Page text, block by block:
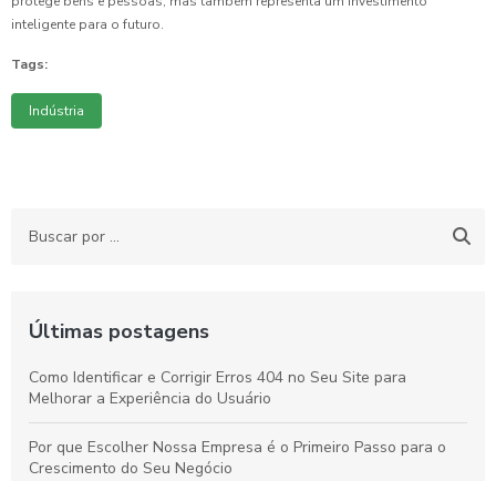
inteligente para o futuro.
Tags:
Indústria
Últimas postagens
Como Identificar e Corrigir Erros 404 no Seu Site para
Melhorar a Experiência do Usuário
Por que Escolher Nossa Empresa é o Primeiro Passo para o
Crescimento do Seu Negócio